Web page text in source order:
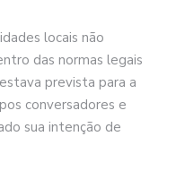
locais não
das normas legais
prevista para a
conversadores e
sua intenção de